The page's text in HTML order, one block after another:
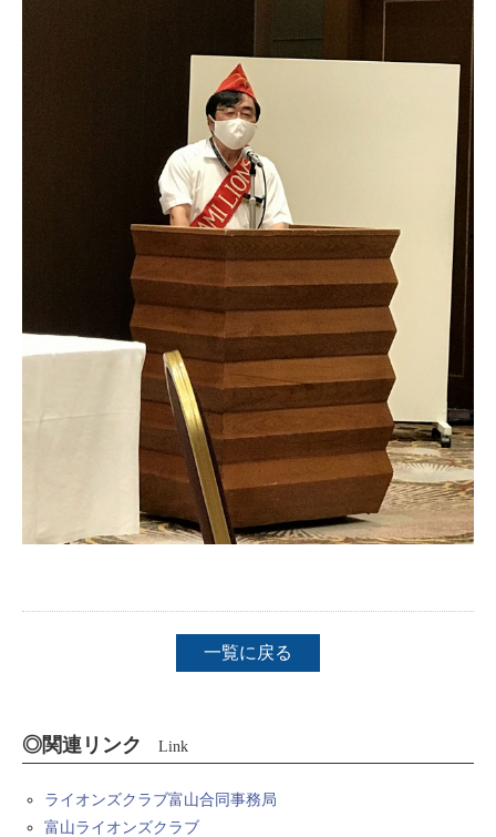
一覧に戻る
◎関連リンク Link
ライオンズクラブ富山合同事務局
富山ライオンズクラブ